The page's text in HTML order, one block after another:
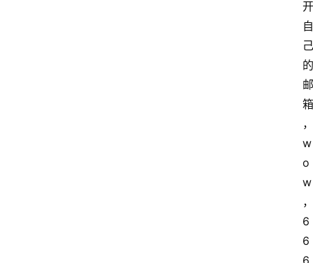
开
自
己
的
邮
箱
，
w
o
w
，
6
6
6